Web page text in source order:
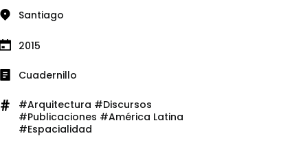
Santiago
2015
Cuadernillo
#Arquitectura #Discursos
#Publicaciones #América Latina
#Espacialidad